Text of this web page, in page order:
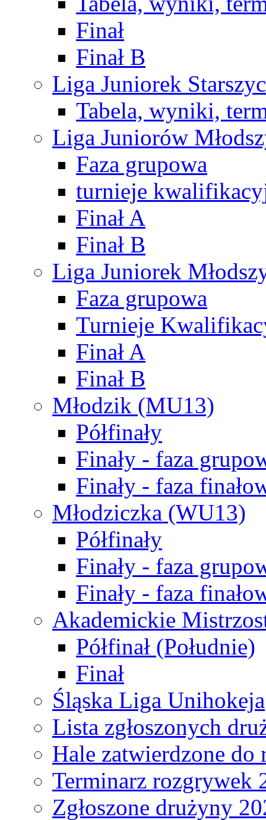
Finał
Finał B
Liga Juniorek
Tabela, wyniki,
Liga Juniorów
Faza grupowa
turnieje
Finał A
Finał B
Liga Juniorek
Faza grupowa
Turnieje
Finał A
Finał B
Młodzik (MU13)
Półfinały
Finały - faza
Finały - faza
Młodziczka (WU13)
Półfinały
Finały - faza
Finały - faza
Akademickie
Półfinał (Południe)
Finał
Śląska Liga Unihokeja
Lista zgłoszonych
Hale zatwierdzone do
Terminarz rozgrywek
Zgłoszone drużyny